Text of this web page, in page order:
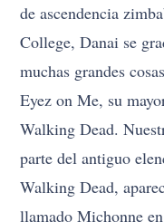
de ascendencia
College, Danai se
muchas grandes
Eyez on Me, su
Walking Dead.
parte del antiguo
Walking Dead,
llamado Michonne